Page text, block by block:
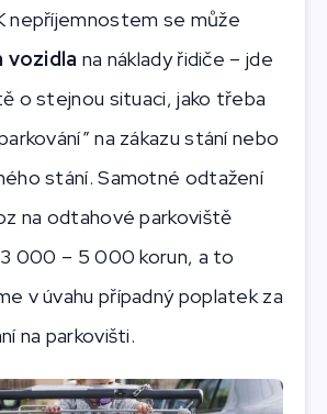
nepříjemnostem se může
vozidla na náklady řidiče – jde
o stejnou situaci, jako třeba
na zákazu stání nebo
stání. Samotné odtažení
na odtahové parkoviště
000 – 5 000 korun, a to
v úvahu případný poplatek za
na parkovišti.